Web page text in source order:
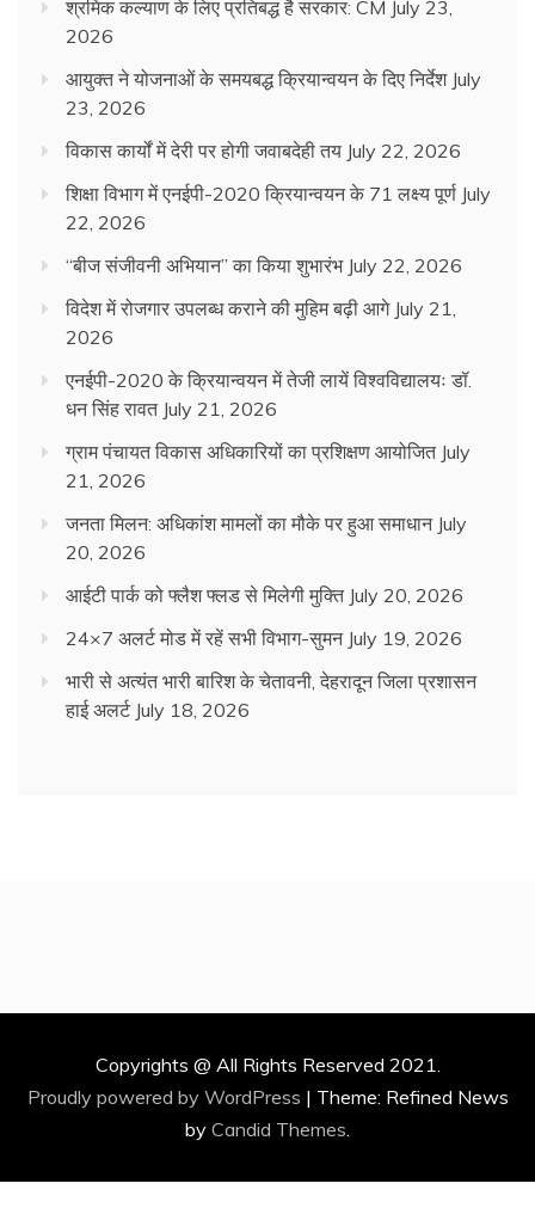
श्रमिक कल्याण के लिए प्रतिबद्ध है सरकार: CM July 23,
2026
आयुक्त ने योजनाओं के समयबद्ध क्रियान्वयन के दिए निर्देश July
23, 2026
विकास कार्यों में देरी पर होगी जवाबदेही तय July 22, 2026
शिक्षा विभाग में एनईपी-2020 क्रियान्वयन के 71 लक्ष्य पूर्ण July
22, 2026
“बीज संजीवनी अभियान” का किया शुभारंभ July 22, 2026
विदेश में रोजगार उपलब्ध कराने की मुहिम बढ़ी आगे July 21,
2026
एनईपी-2020 के क्रियान्वयन में तेजी लायें विश्वविद्यालयः डॉ.
धन सिंह रावत July 21, 2026
ग्राम पंचायत विकास अधिकारियों का प्रशिक्षण आयोजित July
21, 2026
जनता मिलन: अधिकांश मामलों का मौके पर हुआ समाधान July
20, 2026
आईटी पार्क को फ्लैश फ्लड से मिलेगी मुक्ति July 20, 2026
24×7 अलर्ट मोड में रहें सभी विभाग-सुमन July 19, 2026
भारी से अत्यंत भारी बारिश के चेतावनी, देहरादून जिला प्रशासन
हाई अलर्ट July 18, 2026
Copyrights @ All Rights Reserved 2021.
Proudly powered by WordPress | Theme: Refined News
by Candid Themes.